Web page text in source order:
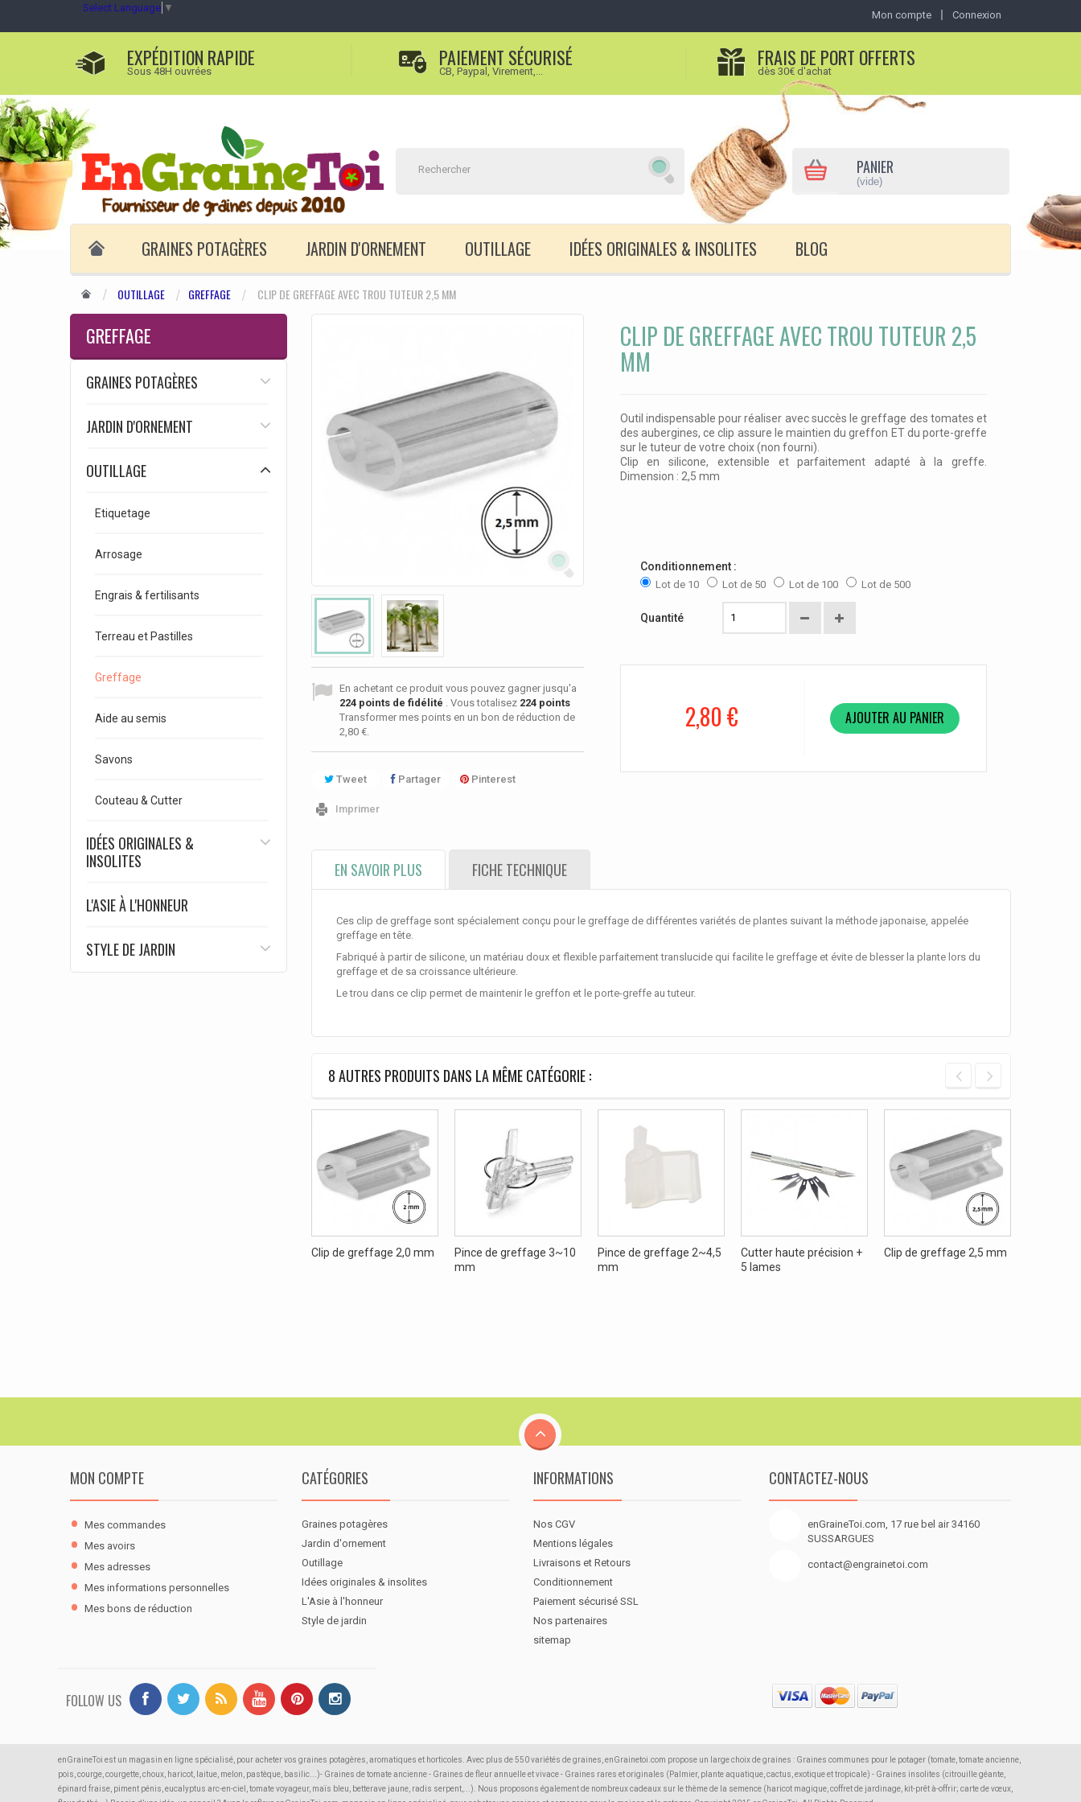
Mon compte Connexion
Select Language ▼
EXPÉDITION RAPIDE
Sous 48H ouvrées
PAIEMENT SÉCURISÉ
CB, Paypal, Virement,...
FRAIS DE PORT OFFERTS
dès 30€ d'achat
PANIER
(vide)
GRAINES POTAGÈRES JARDIN D'ORNEMENT OUTILLAGE IDÉES ORIGINALES & INSOLITES BLOG
OUTILLAGE GREFFAGE CLIP DE GREFFAGE AVEC TROU TUTEUR 2,5 MM
GREFFAGE
GRAINES POTAGÈRES
JARDIN D'ORNEMENT
OUTILLAGE
Etiquetage
Arrosage
Engrais & fertilisants
Terreau et Pastilles
Greffage
Aide au semis
Savons
Couteau & Cutter
IDÉES ORIGINALES &
INSOLITES
L'ASIE À L'HONNEUR
STYLE DE JARDIN
En achetant ce produit vous pouvez gagner jusqu'a
224 points de fidélité . Vous totalisez 224 points
Transformer mes points en un bon de réduction de
2,80 €
Tweet Partager Pinterest
Imprimer
CLIP DE GREFFAGE AVEC TROU TUTEUR 2,5
MM
Outil indispensable pour réaliser avec succès le greffage des tomates et
des aubergines, ce clip assure le maintien du greffon ET du porte-greffe
sur le tuteur de votre choix (non fourni).
Clip en silicone, extensible et parfaitement adapté à la greffe.
Dimension : 2,5 mm
Conditionnement :
Lot de 10 Lot de 50 Lot de 100 Lot de 500
Quantité
2,80 € AJOUTER AU PANIER
EN SAVOIR PLUS FICHE TECHNIQUE
Ces clip de greffage sont spécialement conçu pour le greffage de différentes variétés de plantes suivant la méthode japonaise, appelée
greffage en tête.
Fabriqué à partir de silicone, un matériau doux et flexible parfaitement translucide qui facilite le greffage et évite de blesser la plante lors du
greffage et de sa croissance ultérieure.
Le trou dans ce clip permet de maintenir le greffon et le porte-greffe au tuteur.
8 AUTRES PRODUITS DANS LA MÊME CATÉGORIE :
Clip de greffage 2,0 mm
Pince de greffage 3~10
mm
Pince de greffage 2~4,5
mm
Cutter haute précision +
5 lames
Clip de greffage 2,5 mm
MON COMPTE
Mes commandes
Mes avoirs
Mes adresses
Mes informations personnelles
Mes bons de réduction
CATÉGORIES
Graines potagères
Jardin d'ornement
Outillage
Idées originales & insolites
L'Asie à l'honneur
Style de jardin
INFORMATIONS
Nos CGV
Mentions légales
Livraisons et Retours
Conditionnement
Paiement sécurisé SSL
Nos partenaires
sitemap
CONTACTEZ-NOUS
enGraineToi.com, 17 rue bel air 34160
SUSSARGUES
contact@engrainetoi.com
FOLLOW US
enGraineToi est un magasin en ligne spécialisé, pour acheter vos graines potagères, aromatiques et horticoles. Avec plus de 550 variétés de graines, enGrainetoi.com propose un large choix de graines : Graines communes pour le potager (tomate, tomate ancienne,
pois, courge, courgette, choux, haricot, laitue, melon, pastèque, basilic...)- Graines de tomate ancienne - Graines de fleur annuelle et vivace - Graines rares et originales (Palmier, plante aquatique, cactus, exotique et tropicale) - Graines insolites (citrouille géante,
épinard fraise, piment pénis, eucalyptus arc-en-ciel, tomate voyageur, maïs bleu, betterave jaune, radis serpent,...). Nous proposons également de nombreux cadeaux sur le thème de la semence (haricot magique, coffret de jardinage, kit-prêt à-offrir; carte de vœux,